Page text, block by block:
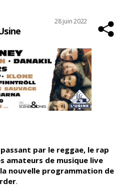
Date28 juin 2022
par le reggae, le rap
amateurs de musique live
nouvelle programmation de
.